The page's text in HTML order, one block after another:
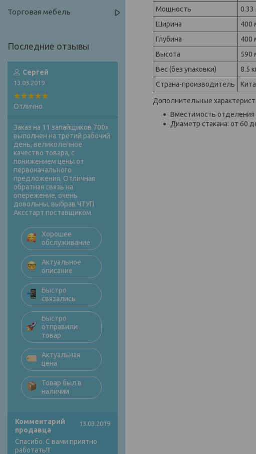
Мощность
0.33
Ширина
400
Глубина
400
Высота
590
Вес (без упаковки)
8.5
Страна-производитель
Дополнительные
Вместимость отделения
Диаметр стакана: от 60
Торговая мебель
Сергей
13.03.2019
Отлично
Заказ на 11 запайщиков 700х
выполнен на третий рабочий
день, великолепное
качество товара, с
понижением цены от
первоначального
предложения. Отличная
обратная связь на
опережение, очень
довольны, выбрав ЧТУП
Аксстарт поставщиком.
Хорошее
обслуживание
Актуальное
описание
Быстро
связались
Быстро
отправили
товар
Актуальная
цена
Товар был в
наличии
Комментарий
продавца
13.03.2019
Спасибо. С вами приятно
работать!!!